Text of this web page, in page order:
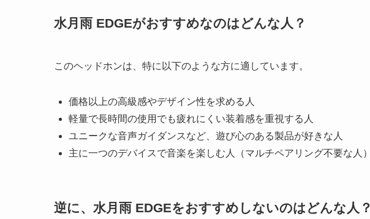
水月雨 EDGEがおすすめなのはどんな人？
このヘッドホンは、特に以下のような方に適しています。
価格以上の高級感やデザイン性を求める人
軽量で長時間の使用でも疲れにくい装着感を重視する人
ユニークな音声ガイダンスなど、遊び心のある製品が好きな人
主に一つのデバイスで音楽を楽しむ人（マルチペアリング不要な人）
逆に、水月雨 EDGEをおすすめしないのはどんな人？